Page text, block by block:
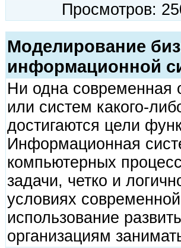
Просмотров:
Моделирование
информационной
Ни одна современная
или систем какого-
достигаются цели
Информационная
компьютерных
задачи, четко и
условиях
использование
организациям